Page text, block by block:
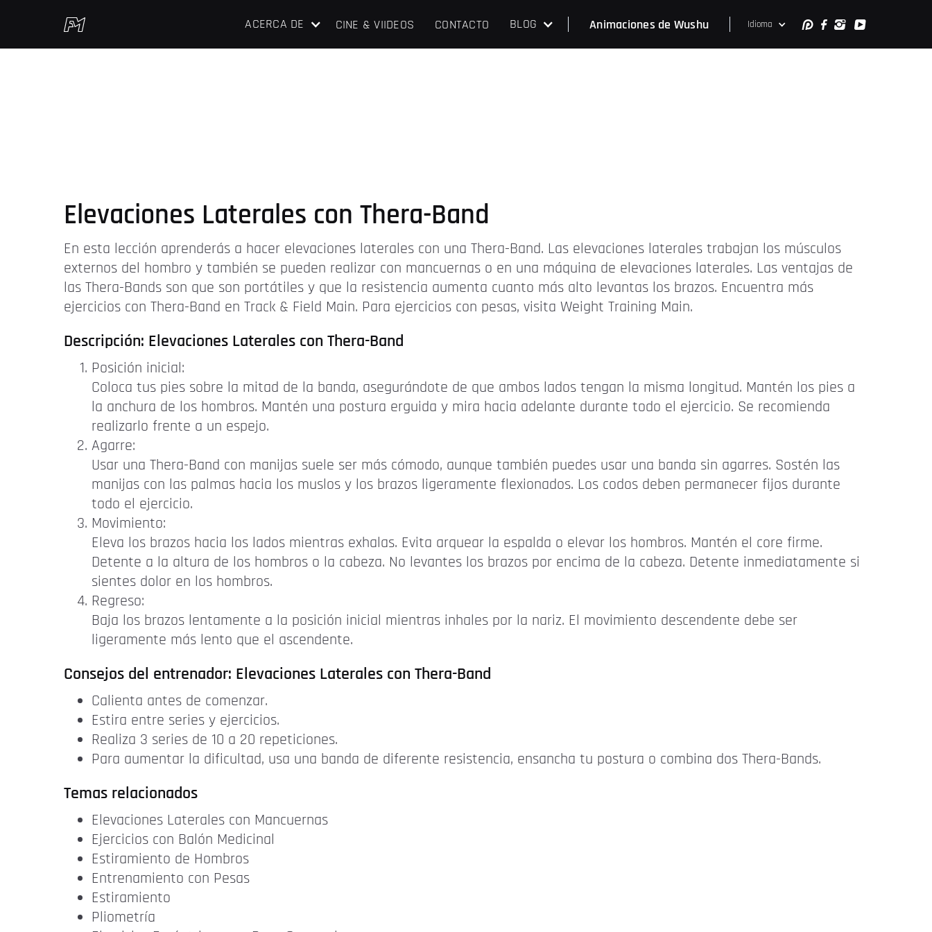
ACERCA DE CINE & VIIDEOS CONTACTO BLOG Animaciones de Wushu Idioma
Elevaciones Laterales con Thera-Band
En esta lección aprenderás a hacer elevaciones laterales con una Thera-Band. Las elevaciones laterales trabajan los músculos
externos del hombro y también se pueden realizar con mancuernas o en una máquina de elevaciones laterales. Las ventajas de
las Thera-Bands son que son portátiles y que la resistencia aumenta cuanto más alto levantas los brazos. Encuentra más
ejercicios con Thera-Band en Track & Field Main. Para ejercicios con pesas, visita Weight Training Main.
Descripción: Elevaciones Laterales con Thera-Band
Posición inicial:
Coloca tus pies sobre la mitad de la banda, asegurándote de que ambos lados tengan la misma longitud. Mantén los pies a
la anchura de los hombros. Mantén una postura erguida y mira hacia adelante durante todo el ejercicio. Se recomienda
realizarlo frente a un espejo.
Agarre:
Usar una Thera-Band con manijas suele ser más cómodo, aunque también puedes usar una banda sin agarres. Sostén las
manijas con las palmas hacia los muslos y los brazos ligeramente flexionados. Los codos deben permanecer fijos durante
todo el ejercicio.
Movimiento:
Eleva los brazos hacia los lados mientras exhalas. Evita arquear la espalda o elevar los hombros. Mantén el core firme.
Detente a la altura de los hombros o la cabeza. No levantes los brazos por encima de la cabeza. Detente inmediatamente si
sientes dolor en los hombros.
Regreso:
Baja los brazos lentamente a la posición inicial mientras inhales por la nariz. El movimiento descendente debe ser
ligeramente más lento que el ascendente.
Consejos del entrenador: Elevaciones Laterales con Thera-Band
Calienta antes de comenzar.
Estira entre series y ejercicios.
Realiza 3 series de 10 a 20 repeticiones.
Para aumentar la dificultad, usa una banda de diferente resistencia, ensancha tu postura o combina dos Thera-Bands.
Temas relacionados
Elevaciones Laterales con Mancuernas
Ejercicios con Balón Medicinal
Estiramiento de Hombros
Entrenamiento con Pesas
Estiramiento
Pliometría